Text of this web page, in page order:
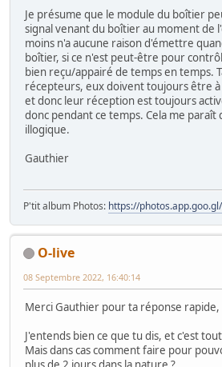
Je présume que le module du boîtier
signal venant du boîtier au moment de
moins n'a aucune raison d'émettre
boîtier, si ce n'est peut-être pour
bien reçu/appairé de temps en temps.
récepteurs, eux doivent toujours être à
et donc leur réception est toujours
donc pendant ce temps. Cela me paraît
illogique.
Gauthier
P'tit album Photos: https://
O-live
08 Septembre 2022, 16:40:14
Merci Gauthier pour ta réponse rapide,
J'entends bien ce que tu dis, et c'est
Mais dans cas comment faire pour